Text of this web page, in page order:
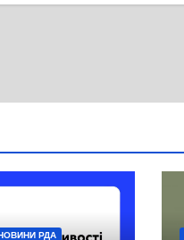
РДА